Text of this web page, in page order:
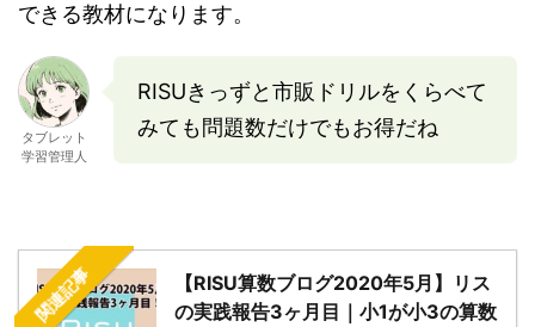
できる教材になります。
タブレット
学習管理人
RISUきっずと市販ドリルをくらべて
みても問題数だけでもお得だね
関連記事
【RISU算数ブログ2020年5月】リス
の実践報告3ヶ月目｜小1が小3の算数